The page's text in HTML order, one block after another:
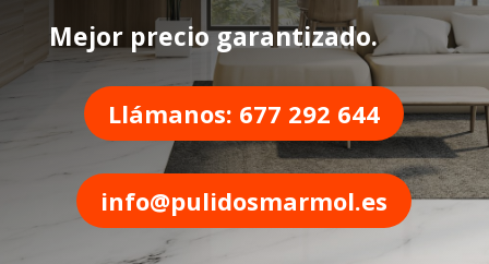
Mejor precio garantizado.
Llámanos: 677 292 644
info@pulidosmarmol.es